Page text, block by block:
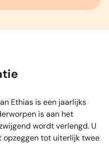
Ethias is een jaarlijks
is aan het
wordt verlengd. U
opzeggen tot uiterlijk twee